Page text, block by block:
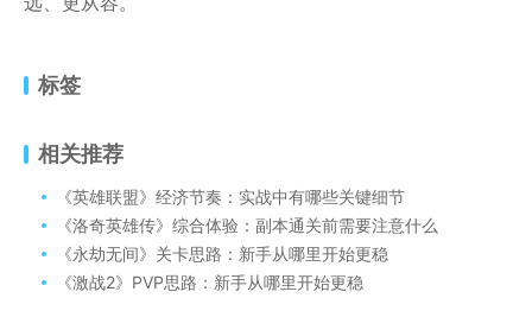
标签
相关推荐
《英雄联盟》经济节奏：实战中有哪些关键细节
《洛奇英雄传》综合体验：副本通关前需要注意什么
《永劫无间》关卡思路：新手从哪里开始更稳
《激战2》PVP思路：新手从哪里开始更稳